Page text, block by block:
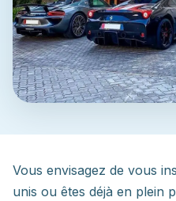
Vous envisagez de vous
unis ou êtes déjà en plein